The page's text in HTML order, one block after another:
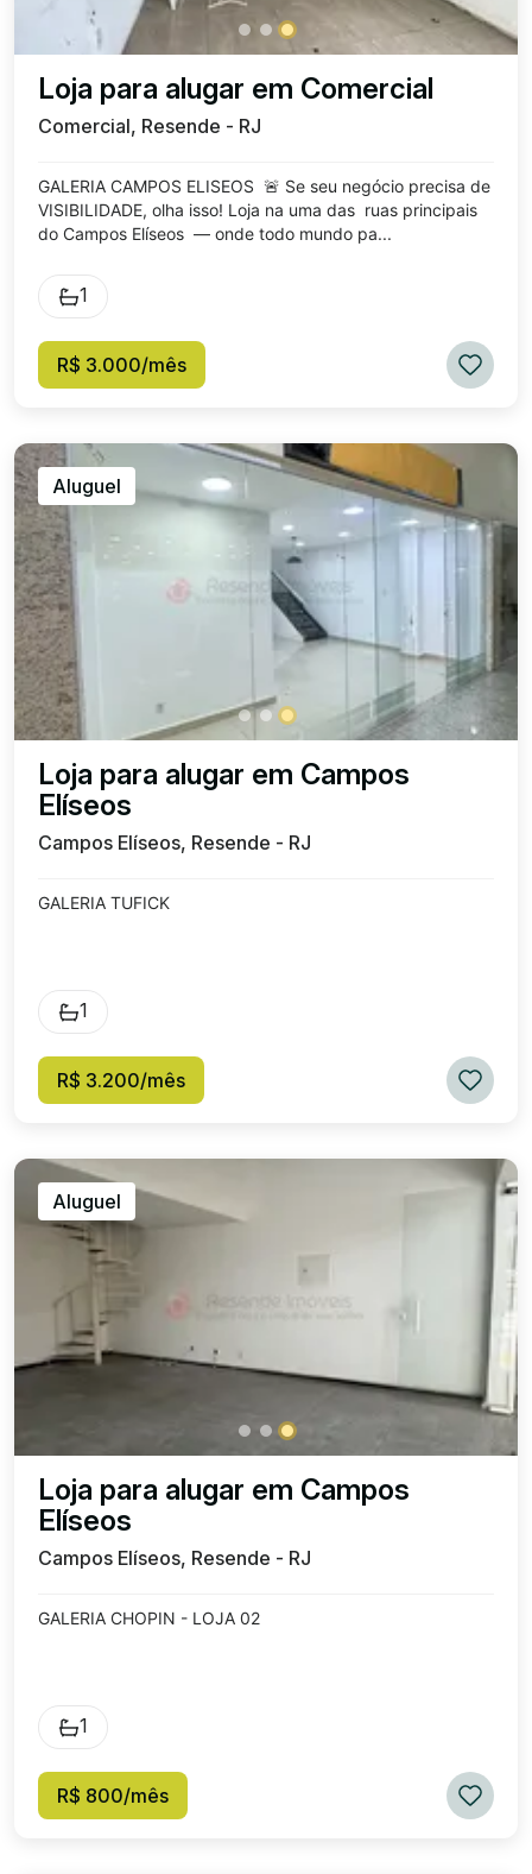
Loja para alugar em Comercial
Comercial, Resende - RJ
GALERIA CAMPOS ELISEOS 🚨 Se seu negócio precisa de
VISIBILIDADE, olha isso! Loja na uma das ruas principais
do Campos Elíseos — onde todo mundo pa...
1
R$ 3.000/mês
Aluguel
Loja para alugar em Campos
Elíseos
Campos Elíseos, Resende - RJ
GALERIA TUFICK
1
R$ 3.200/mês
Aluguel
Loja para alugar em Campos
Elíseos
Campos Elíseos, Resende - RJ
GALERIA CHOPIN - LOJA 02
1
R$ 800/mês